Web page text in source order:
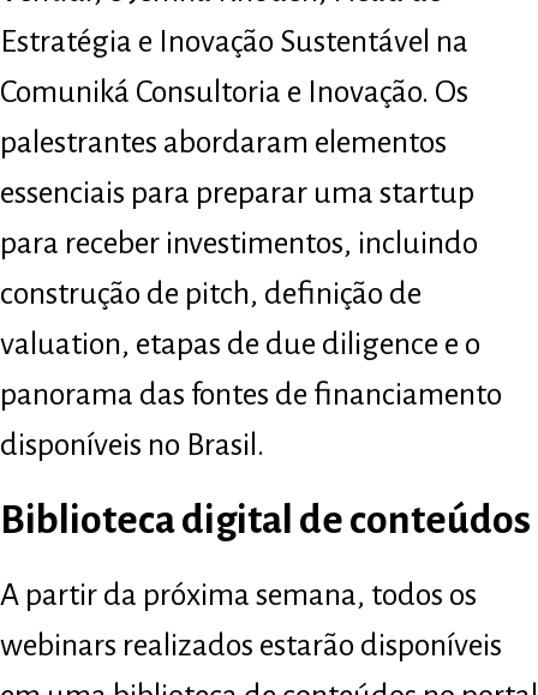
Estratégia e Inovação Sustentável na
Comuniká Consultoria e Inovação. Os
palestrantes abordaram elementos
essenciais para preparar uma startup
para receber investimentos, incluindo
construção de pitch, definição de
valuation, etapas de due diligence e o
panorama das fontes de financiamento
disponíveis no Brasil.
Biblioteca digital de conteúdos
A partir da próxima semana, todos os
webinars realizados estarão disponíveis